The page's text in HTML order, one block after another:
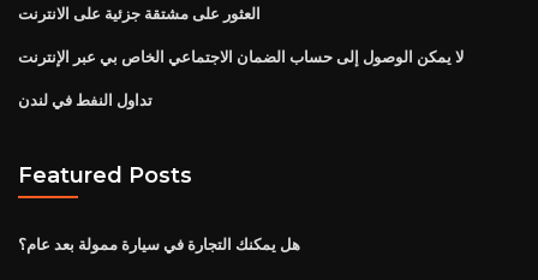
العثور على مشتقة جزئية على الانترنت
لا يمكن الوصول إلى حساب الضمان الاجتماعي الخاص بي عبر الإنترنت
تداول النفط في لندن
Featured Posts
هل يمكنك التجارة في سيارة ممولة بعد عام؟